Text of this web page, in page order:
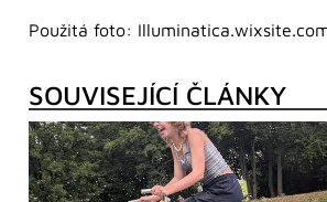
Použitá foto:
SOUVISEJÍCÍ ČLÁNKY